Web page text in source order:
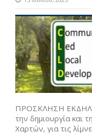
ΠΡΟΣΚΛΗΣΗ
την δημιουργία και
Χαρτών, για τις